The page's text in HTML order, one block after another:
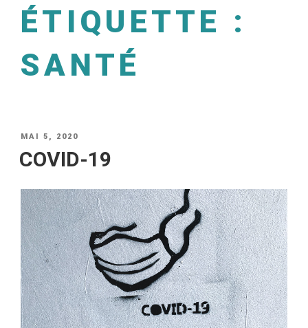
ÉTIQUETTE :
SANTÉ
MAI 5, 2020
COVID-19